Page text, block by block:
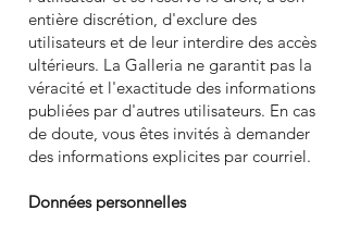
entière discrétion, d'exclure des
utilisateurs et de leur interdire des accès
ultérieurs. La Galleria ne garantit pas la
véracité et l'exactitude des informations
publiées par d'autres utilisateurs. En cas
de doute, vous êtes invités à demander
des informations explicites par courriel.
Données personnelles